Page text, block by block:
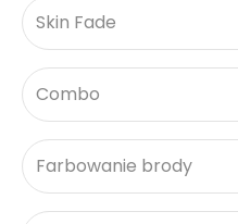
Skin Fade
Combo
Farbowanie brody